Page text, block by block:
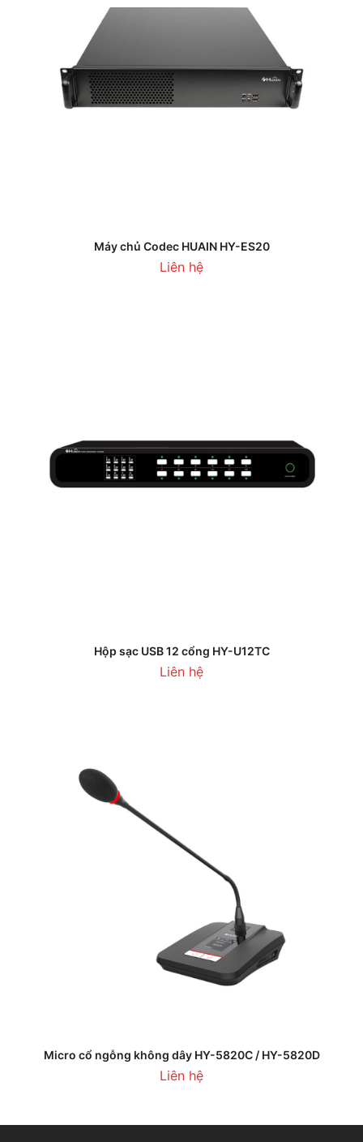
Máy chủ Codec HUAIN HY-ES20
Liên hệ
Hộp sạc USB 12 cổng HY-U12TC
Liên hệ
Micro cổ ngỗng không dây HY-5820C / HY-5820D
Liên hệ